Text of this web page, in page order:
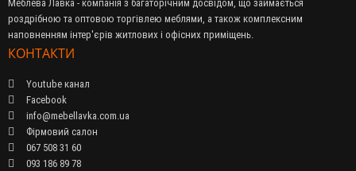
роздрібною та оптовою торгівлею меблями, а також комплексним
наповненням інтер'єрів житлових і офісних приміщень.
КОНТАКТИ
Youtube канал
Facebook
info@mebellavka.com.ua
Фірмовий салон
067 508 31 60
093 186 89 78